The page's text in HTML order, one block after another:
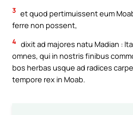
3 et quod pertimuissent eum
ferre non possent,
4 dixit ad majores natu Madian :
omnes, qui in nostris finibus
bos herbas usque ad radices
tempore rex in Moab.